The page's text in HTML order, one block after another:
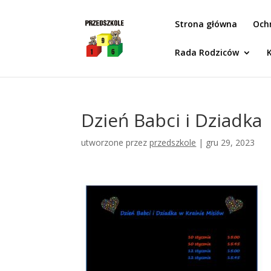
Strona główna
Rada Rodziców
Dzień Babci i Dziadka
utworzone przezprzedszkole | gru 29, 2023